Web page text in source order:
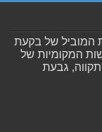
המוביל של בקעת
המקומיות של
תקווה, גבעת